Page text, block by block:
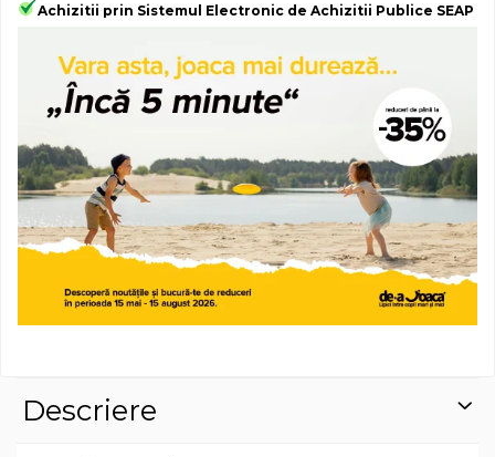
Achizitii prin Sistemul Electronic de Achizitii Publice SEAP
Descriere